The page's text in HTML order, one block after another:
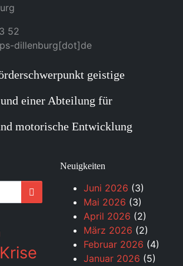
52
dillenburg[dot]de
geistige
einer Abteilung für
motorische Entwicklung
Neuigkeiten
Juni 2026 (3)
Mai 2026 (3)
April 2026 (2)
März 2026 (2)
Februar 2026 (4)
Januar 2026 (5)